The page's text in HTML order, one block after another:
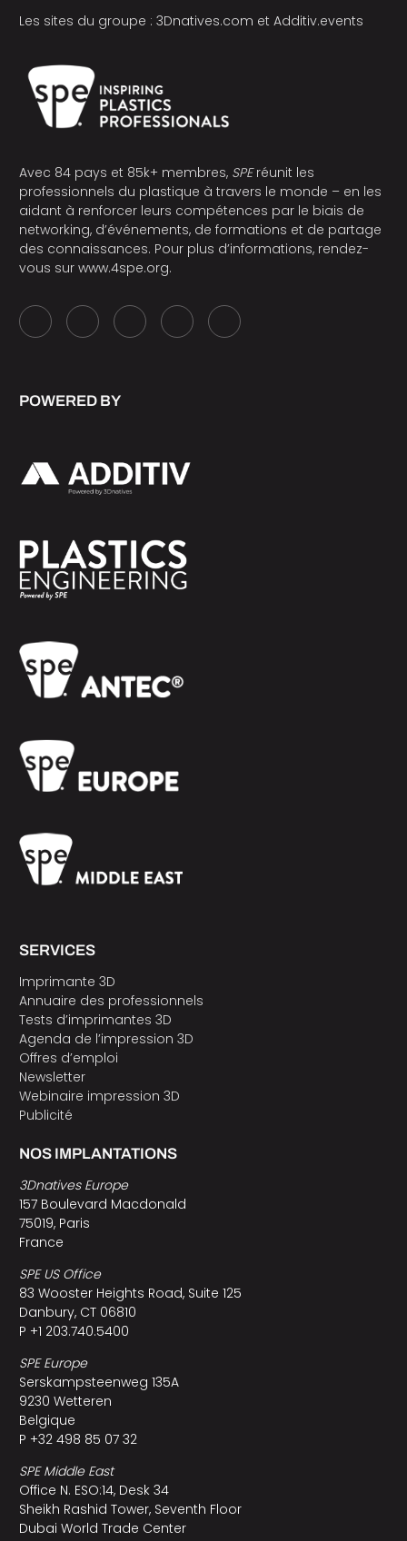
Les sites du groupe : 3Dnatives.com et Additiv.events
Avec 84 pays et 85k+ membres, SPEréunit les
professionnels du plastique à travers le monde – en les
aidant à renforcer leurs compétences par le biais de
networking, d’événements, de formations et de partage
des connaissances. Pour plus d’informations, rendez-
vous sur www.4spe.org.
POWERED BY
SERVICES
Imprimante 3D
Annuaire des professionnels
Tests d’imprimantes 3D
Agenda de l’impression 3D
Offres d’emploi
Newsletter
Webinaire impression 3D
Publicité
NOS IMPLANTATIONS
3Dnatives Europe
157 Boulevard Macdonald
75019, Paris
France
SPE US Office
83 Wooster Heights Road, Suite 125
Danbury, CT 06810
P +1 203.740.5400
SPE Europe
Serskampsteenweg 135A
9230 Wetteren
Belgique
P +32 498 85 07 32
SPE Middle East
Office N. ESO:14, Desk 34
Sheikh Rashid Tower, Seventh Floor
Dubai World Trade Center